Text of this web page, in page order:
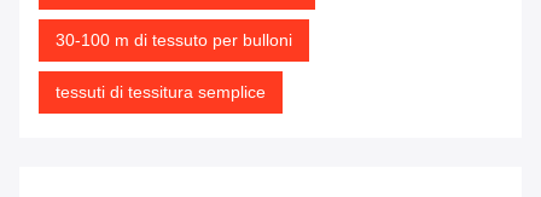
30-100 m di tessuto per bulloni
tessuti di tessitura semplice